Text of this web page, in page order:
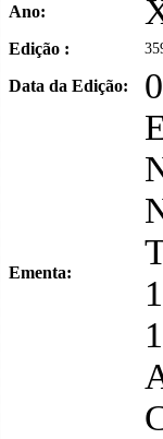
Ano:
Edição :
Data da Edição:
Ementa: